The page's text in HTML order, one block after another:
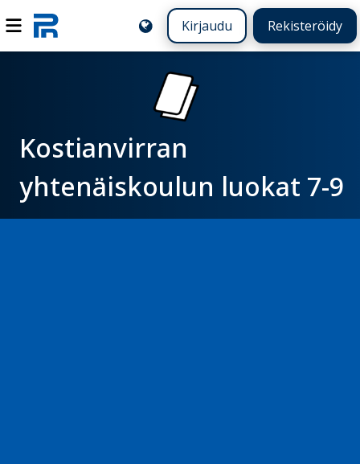
Kirjaudu Rekisteröidy
Kostianvirran
yhtenäiskoulun luokat 7-9